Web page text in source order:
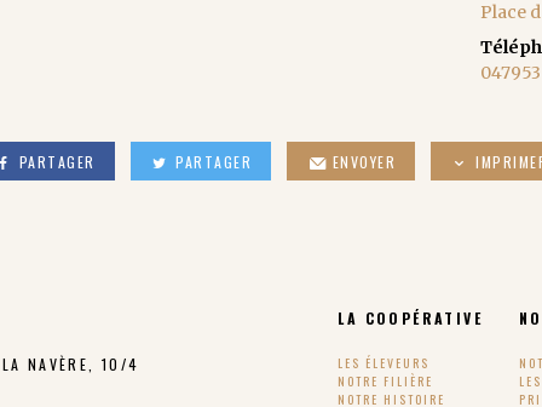
Place
PARTAGER PARTAGER ENVOYER
NAVÈRE, 10/4
LA COOPÉRATIVE
LES ÉLEVEURS
NOTRE FILIÈRE
NOTRE HISTOIRE